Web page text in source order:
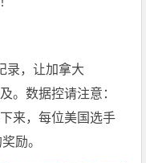
录，让加拿大
。数据控请注意：
来，每位美国选手
励。